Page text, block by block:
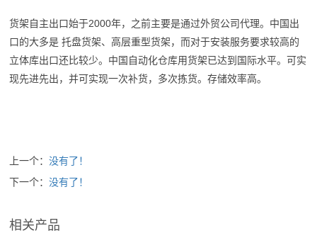
货架自主出口始于2000年，之前主要是通过外贸公司代理。中国出
口的大多是 托盘货架、高层重型货架，而对于安装服务要求较高的
立体库出口还比较少。中国自动化仓库用货架已达到国际水平。可实
现先进先出，并可实现一次补货，多次拣货。存储效率高。
上一个：没有了！
下一个：没有了！
相关产品